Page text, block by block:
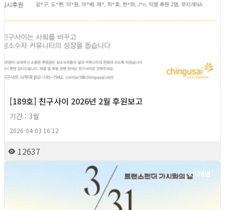
[189호] 친구사이 2026년 2월 후원보고
기간 : 3월
2026-04-03 16:12
12637
2026년